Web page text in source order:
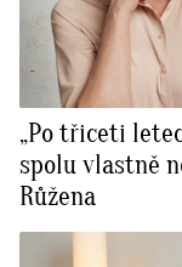
„Po třiceti
spolu vlastně
Růžena